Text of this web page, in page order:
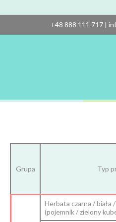
+48 888 111 717 |
Grupa Typ
Herbata czarna / biała
(pojemnik / zielony